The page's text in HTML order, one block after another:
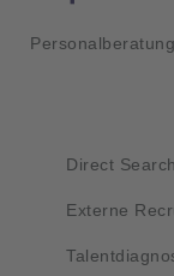
Direct Search
Externe